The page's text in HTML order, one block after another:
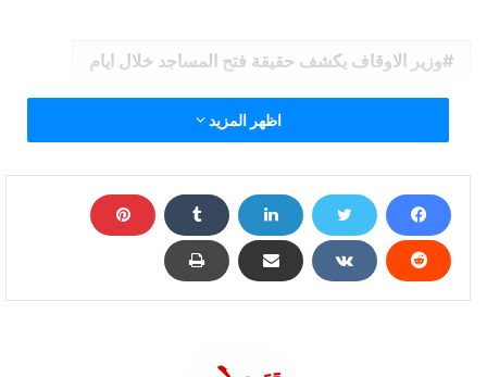
وزير الاوقاف يكشف حقيقة فتح المساجد خلال ايام
اظهر المزيد